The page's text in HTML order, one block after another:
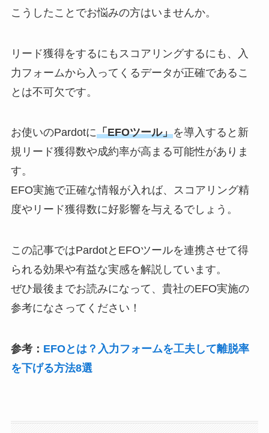
こうしたことでお悩みの方はいませんか。
リード獲得をするにもスコアリングするにも、入
力フォームから入ってくるデータが正確であるこ
とは不可欠です。
お使いのPardotに「EFOツール」を導入すると新
規リード獲得数や成約率が高まる可能性がありま
す。
EFO実施で正確な情報が入れば、スコアリング精
度やリード獲得数に好影響を与えるでしょう。
この記事ではPardotと EFOツールを連携させて得
られる効果や有益な実感を解説しています。
ぜひ最後までお読みになって、貴社のEFO実施の
参考になさってください！
参考： EFOとは？入力フォームを工夫して離脱率
を下げる方法8選